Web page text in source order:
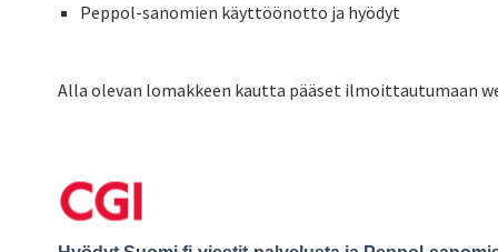
Peppol-sanomien käyttöönotto ja hyödyt
Alla olevan lomakkeen kautta pääset ilmoittautumaan